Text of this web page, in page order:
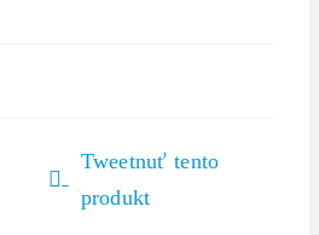
Tweetnuť tento
produkt